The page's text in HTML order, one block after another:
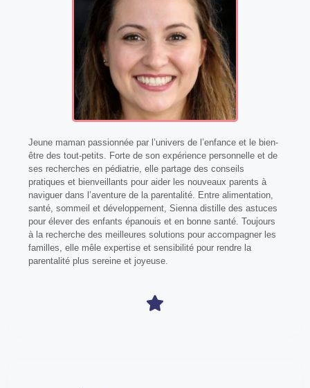
Jeune maman passionnée par l’univers de l’enfance et le bien-
être des tout-petits. Forte de son expérience personnelle et de
ses recherches en pédiatrie, elle partage des conseils
pratiques et bienveillants pour aider les nouveaux parents à
naviguer dans l’aventure de la parentalité. Entre alimentation,
santé, sommeil et développement, Sienna distille des astuces
pour élever des enfants épanouis et en bonne santé. Toujours
à la recherche des meilleures solutions pour accompagner les
familles, elle mêle expertise et sensibilité pour rendre la
parentalité plus sereine et joyeuse.